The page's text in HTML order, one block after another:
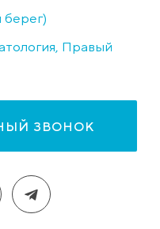
берег)
Правый
ЗВОНОК